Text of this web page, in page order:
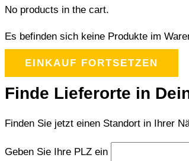
No products in the cart.
Es befinden sich keine Produkte im
EINKAUF FORTSETZEN
Finde Lieferorte in
Finden Sie jetzt einen Standort in Ihrer
Geben Sie Ihre PLZ ein